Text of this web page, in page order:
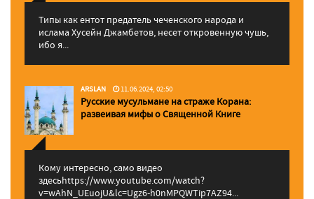
Типы как ентот предатель чеченского народа и
ислама Хусейн Джамбетов, несет откровенную чушь,
ибо я...
ARSLAN 11.06.2024, 02:50
Русские мусульмане на страже Корана:
pазвеивая мифы о Священной Книге
Кому интересно, само видео
здесьhttps://www.youtube.com/watch?
v=wAhN_UEuojU&lc=Ugz6-h0nMPQWTip7AZ94...